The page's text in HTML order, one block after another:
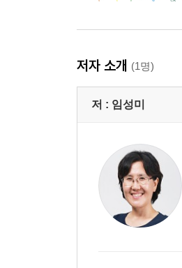
저자 소개 (1명)
저 : 임성미